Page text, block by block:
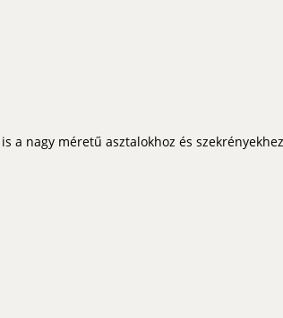
a nagy méretű asztalokhoz és szekrényekhez